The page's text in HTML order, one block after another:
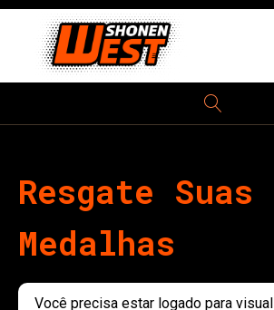
Resgate Suas
Medalhas
Você precisa estar logado para